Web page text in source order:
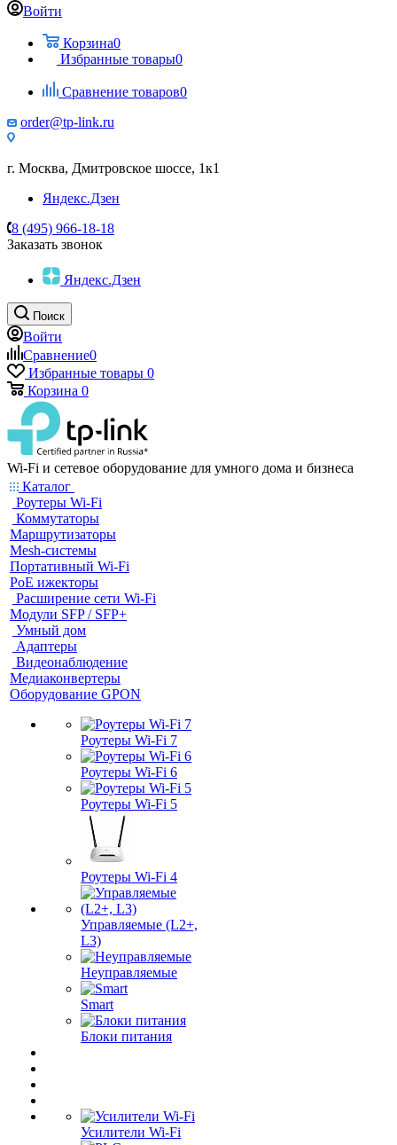
Войти
Корзина0
Избранные товары0
Сравнение товаров0
order@tp-link.ru
г. Москва, Дмитровское шоссе, 1к1
Яндекс.Дзен
8 (495) 966-18-18
Заказать звонок
Яндекс.Дзен
Поиск
Войти
Сравнение0
Избранные товары 0
Корзина 0
Wi-Fi и сетевое оборудование для умного дома и бизнеса
Каталог
Роутеры Wi-Fi
Коммутаторы
Маршрутизаторы
Mesh-системы
Портативный Wi-Fi
PoE ижекторы
Расширение сети Wi‑Fi
Модули SFP / SFP+
Умный дом
Адаптеры
Видеонаблюдение
Медиаконвертеры
Оборудование GPON
Роутеры Wi-Fi 7
Роутеры Wi-Fi 6
Роутеры Wi-Fi 5
Роутеры Wi-Fi 4
Управляемые (L2+,
L3)
Неуправляемые
Smart
Блоки питания
Усилители Wi-Fi